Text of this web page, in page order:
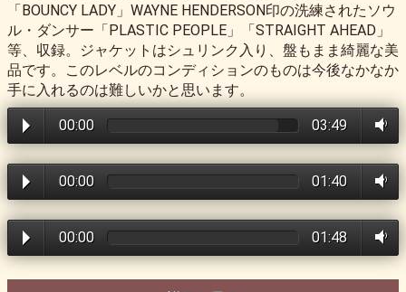
「BOUNCY LADY」WAYNE HENDERSON印の洗練されたソウ
ル・ダンサー「PLASTIC PEOPLE」「STRAIGHT AHEAD」
等、収録。ジャケットはシュリンク入り、盤もまま綺麗な美
品です。このレベルのコンディションのものは今後なかなか
手に入れるのは難しいかと思います。
00:00 03:49
00:00 01:40
00:00 01:48